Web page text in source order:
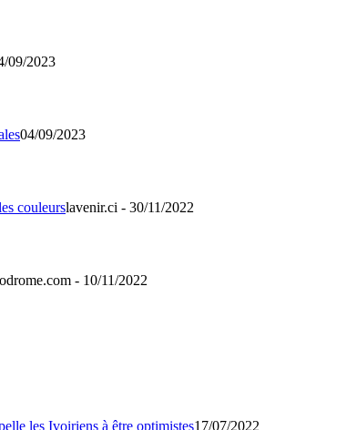
09/2023
04/09/2023
lavenir.ci - 30/11/2022
- 10/11/2022
17/07/2022